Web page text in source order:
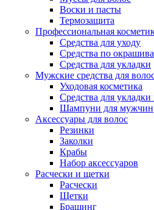
Воски и пасты
Термозащита
Профессиональная
Средства для уходу
Средства по
Средства для укладки
Мужские средства для
Уходовая косметика
Средства для укладки
Шампуни для мужчин
Аксессуары для волос
Резинки
Заколки
Крабы
Набор аксессуаров
Расчески и щетки
Расчески
Щетки
Брашинг